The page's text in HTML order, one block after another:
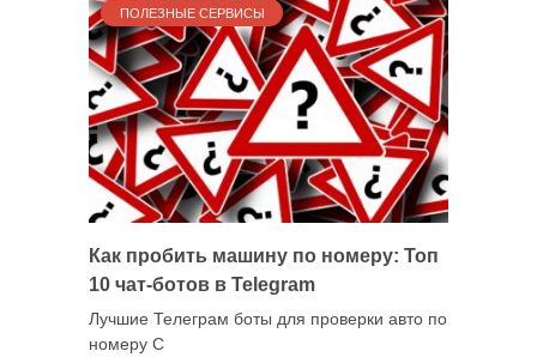
ПОЛЕЗНЫЕ СЕРВИСЫ
Как пробить машину по номеру: Топ
10 чат-ботов в Telegram
Лучшие Телеграм боты для проверки авто по
номеру С